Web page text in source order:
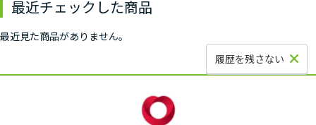
最近チェックした商品
最近見た商品がありません。
履歴を残さない